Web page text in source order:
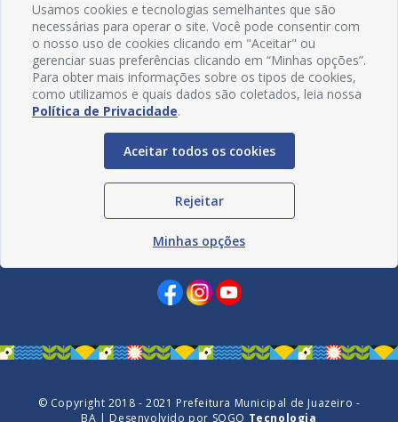
Redes Sociais
© Copyright 2018 - 2021 Prefeitura Municipal de Juazeiro -
BA | Desenvolvido por SOGO Tecnologia
Usamos cookies e tecnologias semelhantes que são
necessárias para operar o site. Você pode consentir com
o nosso uso de cookies clicando em "Aceitar" ou
gerenciar suas preferências clicando em “Minhas opções”.
Para obter mais informações sobre os tipos de cookies,
como utilizamos e quais dados são coletados, leia nossa
Política de Privacidade.
Aceitar todos os cookies
Rejeitar
Minhas opções